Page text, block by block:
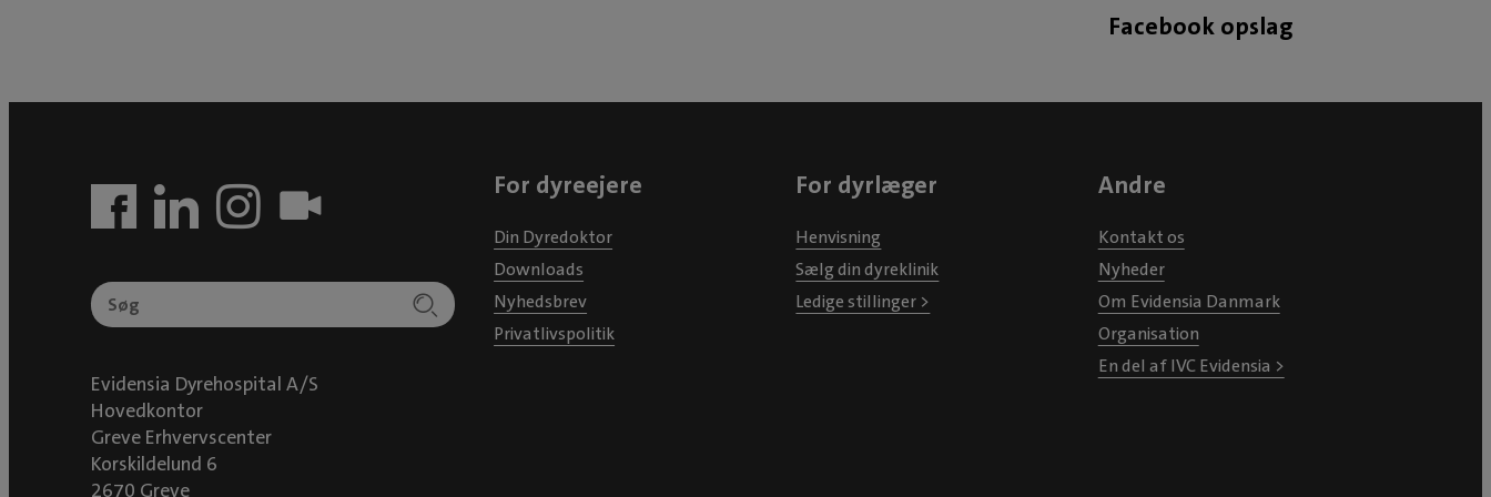
Evidensia Trekantens
Dyrehospital arbejdede hun som
veterinærsygeplejerskeuddannel
teamwork i klinikken.
Facebook opslag
Evidensia Dyrehospital A/S
Hovedkontor
Greve Erhvervscenter
Korskildelund 6
2670 Greve
For dyreejere
Din Dyredoktor
Downloads
Nyhedsbrev
Privatlivspolitik
For dyrlæger
Henvisning
Sælg din dyreklinik
Ledige stillinger >
Andre
Kontakt os
Nyheder
Om Evidensia Danmark
Organisation
En del af IVC Evidensia >